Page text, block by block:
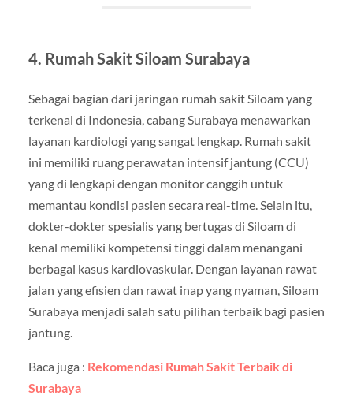
4. Rumah Sakit Siloam Surabaya
Sebagai bagian dari jaringan rumah sakit Siloam yang
terkenal di Indonesia, cabang Surabaya menawarkan
layanan kardiologi yang sangat lengkap. Rumah sakit
ini memiliki ruang perawatan intensif jantung (CCU)
yang di lengkapi dengan monitor canggih untuk
memantau kondisi pasien secara real-time. Selain itu,
dokter-dokter spesialis yang bertugas di Siloam di
kenal memiliki kompetensi tinggi dalam menangani
berbagai kasus kardiovaskular. Dengan layanan rawat
jalan yang efisien dan rawat inap yang nyaman, Siloam
Surabaya menjadi salah satu pilihan terbaik bagi pasien
jantung.
Baca juga : Rekomendasi Rumah Sakit Terbaik di
Surabaya